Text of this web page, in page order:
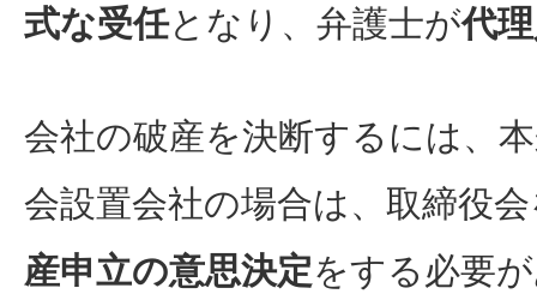
式な受任となり、弁護士が代
会社の破産を決断するには、
会設置会社の場合は、取締役
産申立の意思決定をする必要